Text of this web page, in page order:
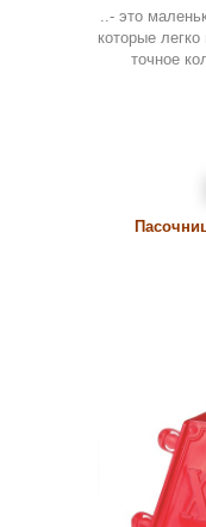
..- это
которые
точное